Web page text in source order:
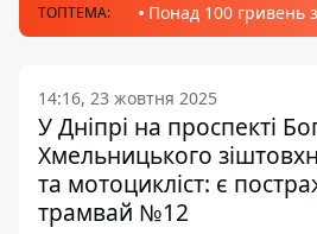
ТОПТЕМА: Понад 100 гривень
14:16, 23 жовтня 2025
У Дніпрі на проспекті
Хмельницького
та мотоцикліст: є
трамвай №12